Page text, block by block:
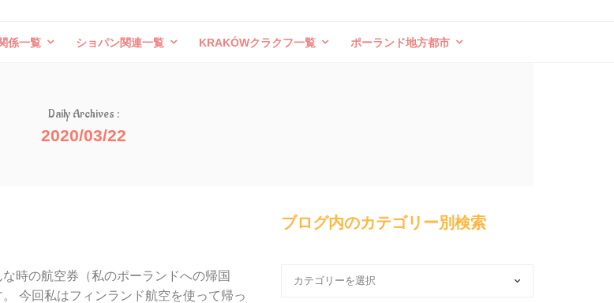
係一覧 ショパン関連一覧 KRAKÓWクラクフ一覧 ポーランド地方都市
Daily Archives :
2020/03/22
時の航空券（私のポーランドへの帰国
今回私はフィンランド航空を使って帰っ
ブログ内のカテゴリー別検索